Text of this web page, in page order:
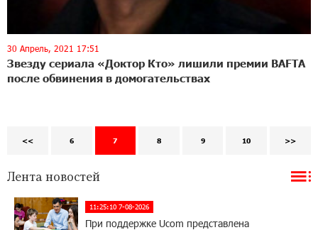
30 Апрель, 2021 17:51
Звезду сериала «Доктор Кто» лишили премии BAFTA
после обвинения в домогательствах
<< 6 7 8 9 10 >>
Лента новостей
11:25:10 7-08-2026
При поддержке Ucom представлена